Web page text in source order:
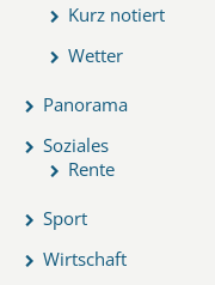
Kurz notiert
Wetter
Panorama
Soziales
Rente
Sport
Wirtschaft